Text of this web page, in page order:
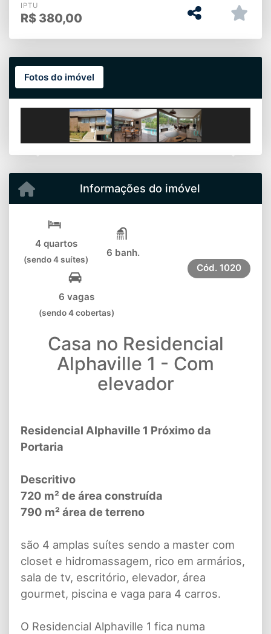
IPTU
R$ 380,00
Fotos do imóvel
Informações do imóvel
4 quartos
(sendo 4 suítes)
6 banh.
6 vagas
(sendo 4 cobertas)
Cód. 1020
Casa no Residencial
Alphaville 1 - Com
elevador
Residencial Alphaville 1 Próximo da
Portaria
Descritivo
720 m² de área construída
790 m² área de terreno
são 4 amplas suítes sendo a master com
closet e hidromassagem, rico em armários,
sala de tv, escritório, elevador, área
gourmet, piscina e vaga para 4 carros.
O Residencial Alphaville 1 fica numa